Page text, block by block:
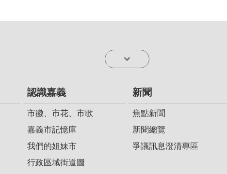
認識嘉義
市徽、市花、市歌
嘉義市記憶庫
我們的姐妹市
行政區域街道圖
新聞
焦點新聞
新聞總覽
爭議訊息澄清專區